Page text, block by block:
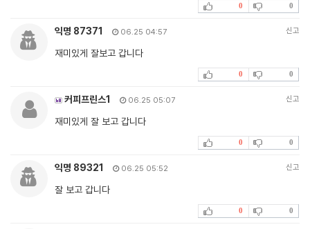
0 0
익명 87371 06.25 04:57 신고
재미있게 잘보고 갑니다
0 0
커피프린스1 06.25 05:07 신고
재미있게 잘 보고 갑니다
0 0
익명 89321 06.25 05:52 신고
잘 보고 갑니다
0 0